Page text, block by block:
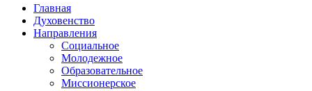
Главная
Духовенство
Направления
Социальное
Молодежное
Образовательное
Миссионерское